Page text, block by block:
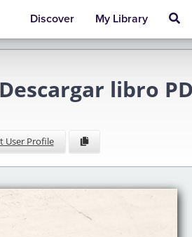
Discover My Library
libro
User Profile